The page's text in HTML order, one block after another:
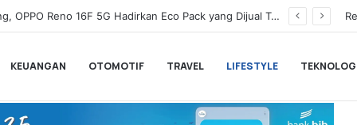
Wamenkeu Juda Agung Optimis Ekonomi Tumbuh Kuat dan Fiskal Tetap Terjaga di Tengah Ketidakpastian Global
KEUANGAN OTOMOTIF TRAVEL LIFESTYLE